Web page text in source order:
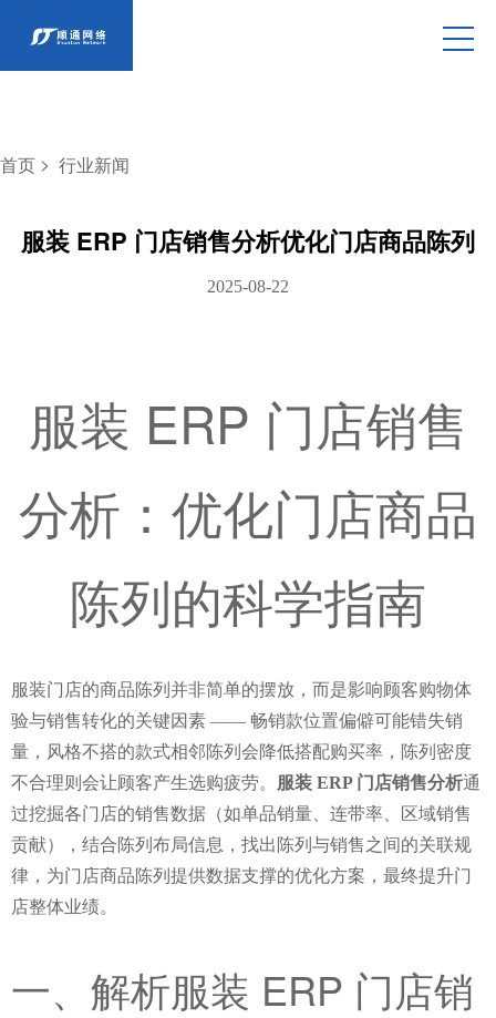
首页 > 行业新闻
服装 ERP 门店销售分析优化门店商品陈列
2025-08-22
服装 ERP 门店销售
分析：优化门店商品
陈列的科学指南
服装门店的商品陈列并非简单的摆放，而是影响顾客购物体
验与销售转化的关键因素 —— 畅销款位置偏僻可能错失销
量，风格不搭的款式相邻陈列会降低搭配购买率，陈列密度
不合理则会让顾客产生选购疲劳。
服装 ERP 门店销售分析通
过挖掘各门店的销售数据（如单品销量、连带率、区域销售
贡献），结合陈列布局信息，找出陈列与销售之间的关联规
律，为门店商品陈列提供数据支撑的优化方案，最终提升门
店整体业绩。
一、解析服装 ERP 门店销